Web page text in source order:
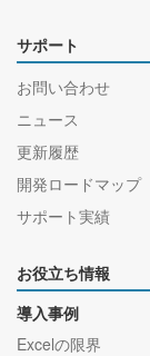
サポート
お問い合わせ
ニュース
更新履歴
開発ロードマップ
サポート実績
お役立ち情報
導入事例
Excelの限界